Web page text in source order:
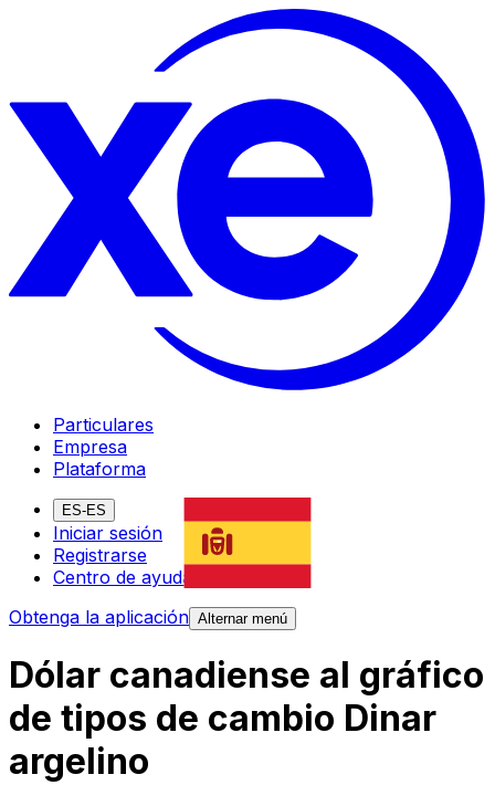
Particulares
Empresa
Plataforma
ES-ES
Iniciar sesión
Registrarse
Centro de ayuda
Obtenga la aplicación Alternar menú
Dólar canadiense al gráfico
de tipos de cambio Dinar
argelino